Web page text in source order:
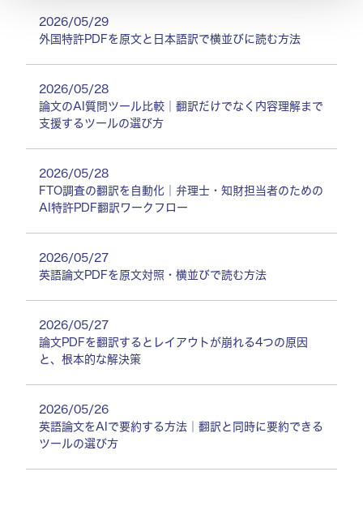
2026/05/29
外国特許PDFを原文と日本語訳で横並びに読む方法
2026/05/28
論文のAI質問ツール比較｜翻訳だけでなく内容理解まで
支援するツールの選び方
2026/05/28
FTO調査の翻訳を自動化｜弁理士・知財担当者のための
AI特許PDF翻訳ワークフロー
2026/05/27
英語論文PDFを原文対照・横並びで読む方法
2026/05/27
論文PDFを翻訳するとレイアウトが崩れる4つの原因
と、根本的な解決策
2026/05/26
英語論文をAIで要約する方法｜翻訳と同時に要約できる
ツールの選び方